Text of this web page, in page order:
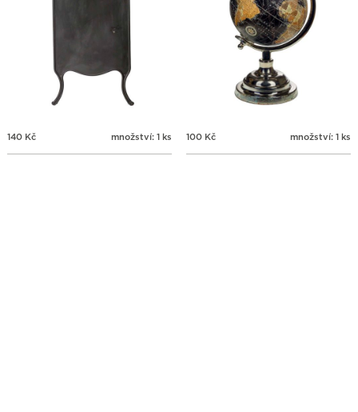
140 Kč množství: 1 ks 100 Kč množství: 1 ks